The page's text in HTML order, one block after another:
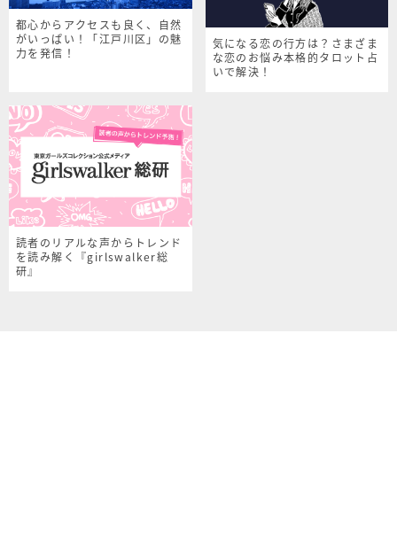
都心からアクセスも良く、自然
がいっぱい！「江戸川区」の魅
力を発信！
気になる恋の行方は？さまざま
な恋のお悩み本格的タロット占
いで解決！
読者のリアルな声からトレンド
を読み解く『girlswalker総
研』